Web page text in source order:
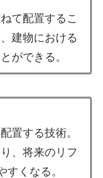
て配置するこ
建物における
ができる。
置する技術。
、将来のリフ
すくなる。